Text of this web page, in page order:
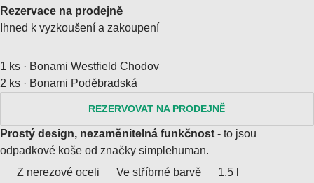
Rezervace na prodejně
Ihned k vyzkoušení a zakoupení
1 ks · Bonami Westfield Chodov
2 ks · Bonami Poděbradská
REZERVOVAT NA PRODEJNĚ
Prostý design, nezaměnitelná funkčnost - to jsou
odpadkové koše od značky simplehuman.
Z nerezové oceli
Ve stříbrné barvě 1,5 l